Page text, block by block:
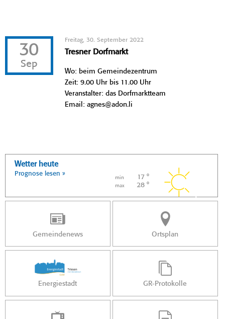
30
Sep
Freitag, 30. September 2022
Tresner Dorfmarkt
Wo: beim Gemeindezentrum
Zeit: 9.00 Uhr bis 11.00 Uhr
Veranstalter: das Dorfmarktteam
Email: agnes@adon.li
Wetter heute
Prognose lesen »
min 17 °
max 28 °
Gemeindenews Ortsplan
Energiestadt GR-Protokolle